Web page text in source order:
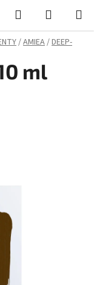
Hledat
KOŠÍK
/AMIEA/DEEP-
ml